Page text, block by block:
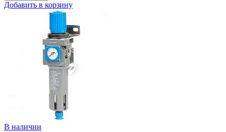
Добавить в корзину
В наличии